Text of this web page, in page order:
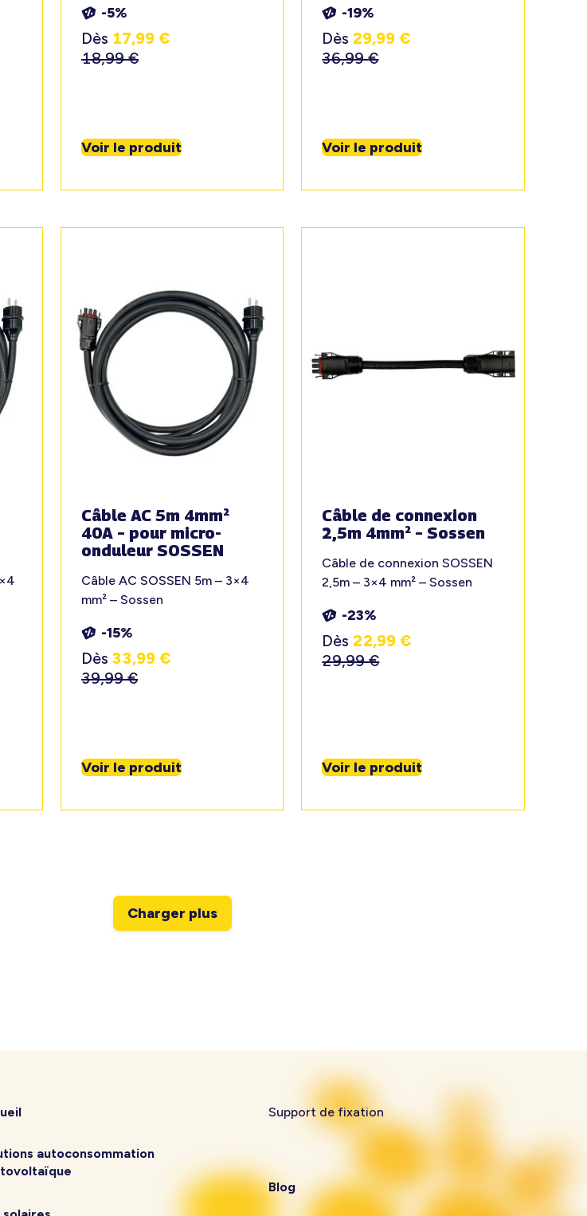
-5%
Dès 17,99 €
18,99€
Voir le produit
-19%
Dès 29,99€
36,99€
Voir le produit
Câble AC 5m 4mm²
40A – pour micro-
onduleur SOSSEN
Câble AC SOSSEN 5m – 3×4
mm² – Sossen
-15%
Dès 33,99 €
39,99€
Voir le produit
Câble de connexion
2,5m 4mm² – Sossen
Câble de connexion SOSSEN
2,5m – 3×4 mm² – Sossen
-23%
Dès 22,99€
29,99€
Voir le produit
Charger plus
autoconsommation
Support de fixation
Blog